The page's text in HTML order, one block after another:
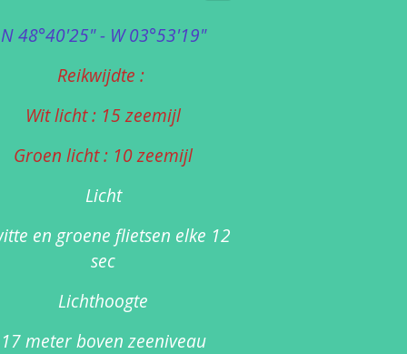
N 48°40'25" - W 03°53'19"
Reikwijdte :
Wit licht : 15 zeemijl
Groen licht : 10 zeemijl
Licht
en groene flietsen elke 12
sec
Lichthoogte
17 meter boven zeeniveau